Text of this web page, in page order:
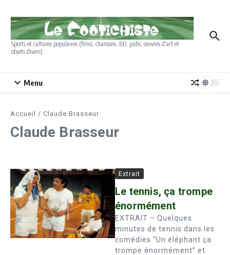
Sports et cultures populaires (films, chansons, BD, pubs, œuvres d'art et
objets divers)
Menu
Accueil / Claude Brasseur
Claude Brasseur
Extrait
Le tennis, ça trompe
énormément
EXTRAIT – Quelques
minutes de tennis dans les
comédies “Un éléphant ça
trompe énormément” et